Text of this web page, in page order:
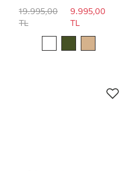
19.995,00
TL
9.995,00
TL